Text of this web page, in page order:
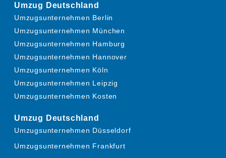
Umzug Deutschland
Umzugsunternehmen Berlin
Umzugsunternehmen München
Umzugsunternehmen Hamburg
Umzugsunternehmen Hannover
Umzugsunternehmen Köln
Umzugsunternehmen Leipzig
Umzugsunternehmen Kosten
Umzug Deutschland
Umzugsunternehmen Düsseldorf
Umzugsunternehmen Frankfurt